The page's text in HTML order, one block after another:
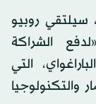
سيلتقي روبيو
الشراكة
التي
والتكنولوجيا